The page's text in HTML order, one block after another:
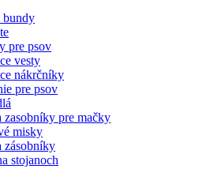
bundy
pre psov
vesty
nákrčníky
pre psov
zasobníky pre mačky
misky
zásobníky
stojanoch